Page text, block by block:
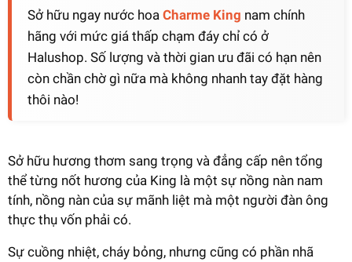
Sở hữu ngay nước hoa Charme King nam chính
hãng với mức giá thấp chạm đáy chỉ có ở
Halushop. Số lượng và thời gian ưu đãi có hạn nên
còn chần chờ gì nữa mà không nhanh tay đặt hàng
thôi nào!
Sở hữu hương thơm sang trọng và đẳng cấp nên tổng
thể từng nốt hương của King là một sự nồng nàn nam
tính, nồng nàn của sự mãnh liệt mà một người đàn ông
thực thụ vốn phải có.
Sự cuồng nhiệt, cháy bỏng, nhưng cũng có phần nhã